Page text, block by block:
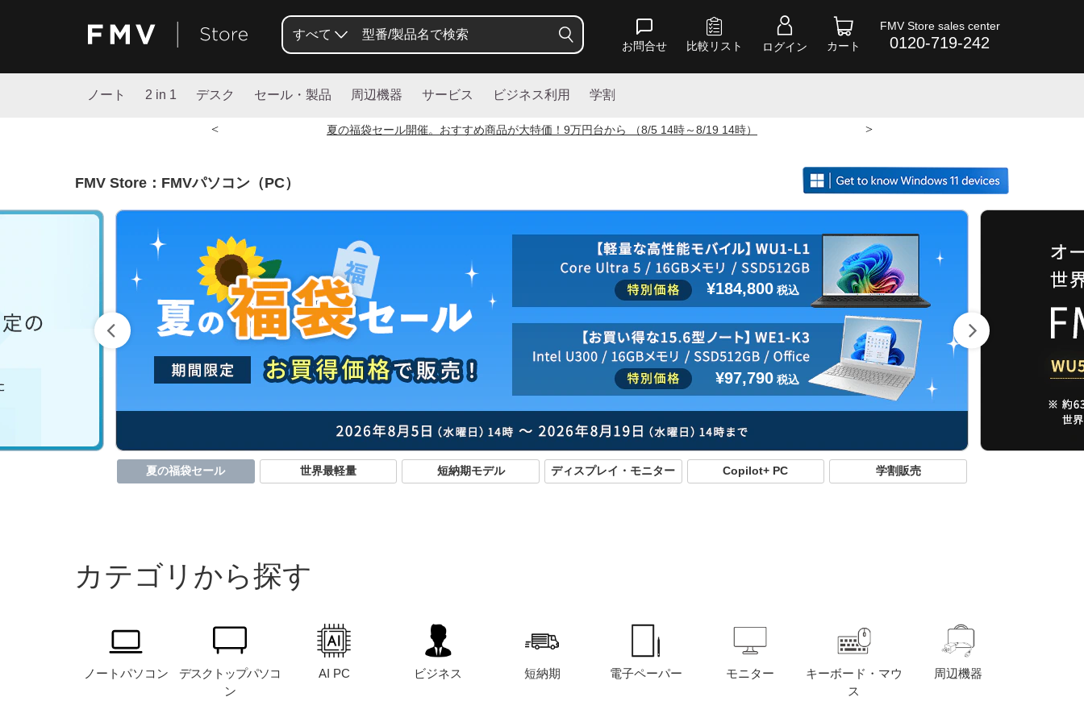
すべて
お問合せ 比較リスト ログイン カート
FMV Store sales center
0120-719-242
ノート 2 in 1 デスク セール・製品 周辺機器 サービス ビジネス利用 学割
夏の福袋セール開催。おすすめ商品が大特価！ 9万円台から （8/5 14時～8/19 14時）
< >
FMV Store：FMVパソコン（PC）
¥184,800 税込
¥97,790 税込
夏の福袋セール 世界最軽量 短納期モデル ディスプレイ・モニター Copilot+ PC 学割販売
カテゴリから探す
ノートパソコン デスクトップパソコ
ン
AI PC ビジネス 短納期 電子ペーパー モニター
キーボード・マウ
ス
周辺機器